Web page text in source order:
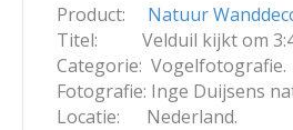
Product: Natuur
Titel: Velduil kijkt om
Categorie: Vogelfotografie.
Fotografie: Inge Duijsens
Locatie: Nederland.